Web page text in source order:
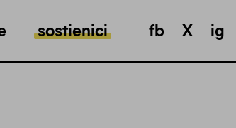
sostienici fb X ig